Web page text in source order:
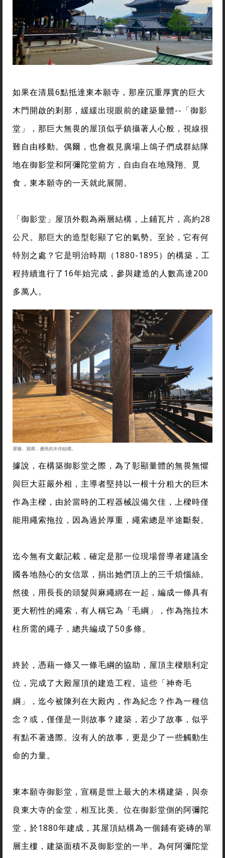
如果在清晨6點抵達東本願寺，那座沉重厚實的巨大
木門開啟的剎那，緩緩出現眼前的建築量體--「御影
堂」，那巨大無畏的屋頂似乎鎮攝著人心般，視線很
難自由移動。偶爾，也會覩見廣場上鴿子們成群結隊
地在御影堂和阿彌陀堂前方，自由自在地飛翔、覓
食，東本願寺的一天就此展開。
「御影堂」屋頂外觀為兩層結構，上鋪瓦片，高約28
公尺。那巨大的造型彰顯了它的氣勢。至於，它有何
特別之處？它是明治時期（1880-1895）的構築，工
程持續進行了16年始完成，參與建造的人數高達200
多萬人。
屋簷、迴廊，優美的木作結構。
據說，在構築御影堂之際，為了彰顯量體的無畏無懼
與巨大莊嚴外相，主導者堅持以一根十分粗大的巨木
作為主樑，由於當時的工程器械設備欠佳，上樑時僅
能用繩索拖拉，因為過於厚重，繩索總是半途斷裂。
迄今無有文獻記載，確定是那一位現場督導者建議全
國各地熱心的女信眾，捐出她們頂上的三千煩惱絲。
然後，用長長的頭髮與麻繩綁在一起，編成一條具有
更大靭性的繩索，有人稱它為「毛綱」，作為拖拉木
柱所需的繩子，總共編成了50多條。
終於，憑藉一條又一條毛綱的協助，屋頂主樑順利定
位，完成了大殿屋頂的建造工程。這些「神奇毛
綱」，迄今被陳列在大殿內，作為紀念？作為一種信
念？或，僅僅是一則故事？建築，若少了故事，似乎
有點不著邊際。沒有人的故事，更是少了一些觸動生
命的力量。
東本願寺御影堂，宣稱是世上最大的木構建築，與奈
良東大寺的金堂，相互比美。位在御影堂側的阿彌陀
堂，於1880年建成，其屋頂結構為一個鋪有瓷磚的單
層主樓，建築面積不及御影堂的一半。為何阿彌陀堂